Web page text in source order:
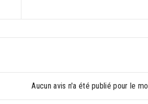
Aucun avis n'a été publié pour le